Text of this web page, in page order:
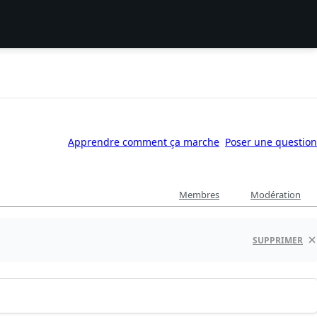
Apprendre comment ça marche Poser une question
Membres Modération
SUPPRIMER